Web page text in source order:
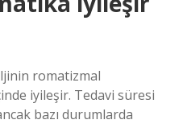
romatizmal
iyileşir. Tedavi süresi
bazı durumlarda